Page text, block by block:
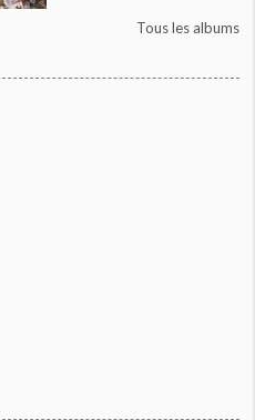
Tous les albums